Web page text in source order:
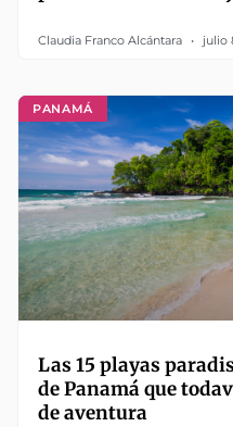
Claudia Franco Alcántara julio
PANAMÁ
Las 15 playas
de Panamá que
de aventura